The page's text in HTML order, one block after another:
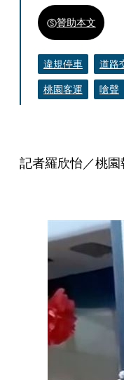
贊助本文
違規停車 道路
桃園客運
嗆聲
記者羅欣怡／桃園